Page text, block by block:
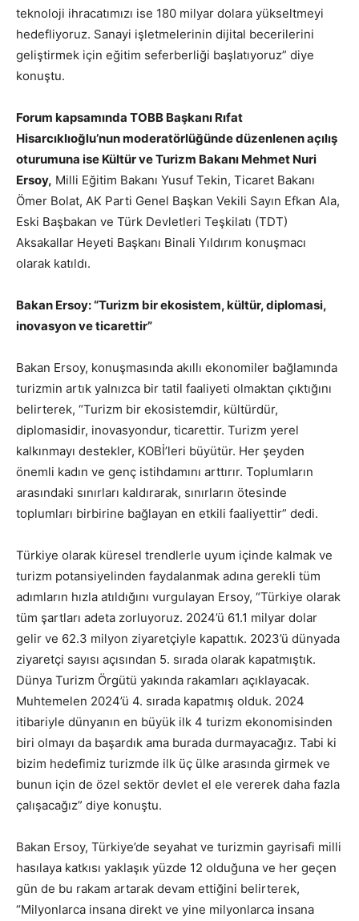
teknoloji ihracatımızı ise 180 milyar dolara yükseltmeyi
hedefliyoruz. Sanayi işletmelerinin dijital becerilerini
geliştirmek için eğitim seferberliği başlatıyoruz” diye
konuştu.
Forum kapsamında TOBB Başkanı Rıfat
Hisarcıklıoğlu’nun moderatörlüğünde düzenlenen açılış
oturumuna ise Kültür ve Turizm Bakanı Mehmet Nuri
Ersoy, Milli Eğitim Bakanı Yusuf Tekin, Ticaret Bakanı
Ömer Bolat, AK Parti Genel Başkan Vekili Sayın Efkan Ala,
Eski Başbakan ve Türk Devletleri Teşkilatı (TDT)
Aksakallar Heyeti Başkanı Binali Yıldırım konuşmacı
olarak katıldı.
Bakan Ersoy: “Turizm bir ekosistem, kültür, diplomasi,
inovasyon ve ticarettir”
Bakan Ersoy, konuşmasında akıllı ekonomiler bağlamında
turizmin artık yalnızca bir tatil faaliyeti olmaktan çıktığını
belirterek, “Turizm bir ekosistemdir, kültürdür,
diplomasidir, inovasyondur, ticarettir. Turizm yerel
kalkınmayı destekler, KOBİ’leri büyütür. Her şeyden
önemli kadın ve genç istihdamını arttırır. Toplumların
arasındaki sınırları kaldırarak, sınırların ötesinde
toplumları birbirine bağlayan en etkili faaliyettir” dedi.
Türkiye olarak küresel trendlerle uyum içinde kalmak ve
turizm potansiyelinden faydalanmak adına gerekli tüm
adımların hızla atıldığını vurgulayan Ersoy, “Türkiye olarak
tüm şartları adeta zorluyoruz. 2024’ü 61.1 milyar dolar
gelir ve 62.3 milyon ziyaretçiyle kapattık. 2023’ü dünyada
ziyaretçi sayısı açısından 5. sırada olarak kapatmıştık.
Dünya Turizm Örgütü yakında rakamları açıklayacak.
Muhtemelen 2024’ü 4. sırada kapatmış olduk. 2024
itibariyle dünyanın en büyük ilk 4 turizm ekonomisinden
biri olmayı da başardık ama burada durmayacağız. Tabi ki
bizim hedefimiz turizmde ilk üç ülke arasında girmek ve
bunun için de özel sektör devlet el ele vererek daha fazla
çalışacağız” diye konuştu.
Bakan Ersoy, Türkiye’de seyahat ve turizmin gayrisafi milli
hasılaya katkısı yaklaşık yüzde 12 olduğuna ve her geçen
gün de bu rakam artarak devam ettiğini belirterek,
“Milyonlarca insana direkt ve yine milyonlarca insana